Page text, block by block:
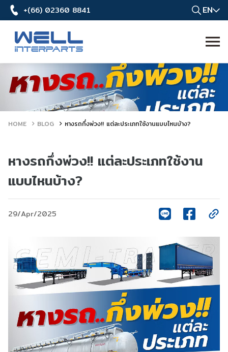
+(66) 02360 8841 EN
HOME BLOG หางรถกึ่งพ่วง!! แต่ละประเภทใช้งานแบบไหนบ้าง?
หางรถกึ่งพ่วง!! แต่ละประเภทใช้งาน
แบบไหนบ้าง?
29/Apr/2025